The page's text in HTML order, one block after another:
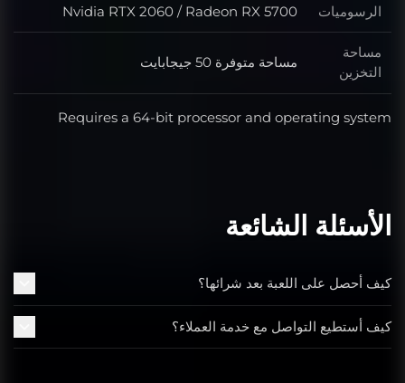
الرسوميات الرسوميات
Nvidia RTX 2060 / Radeon RX 5700
مساحة
التخزين
مساحة التخزين
مساحة متوفرة 50 جيجابايت
Requires a 64-bit processor and operating system
الأسئلة الشائعة
كيف أحصل على اللعبة بعد شرائها؟
كيف أستطيع التواصل مع خدمة العملاء؟